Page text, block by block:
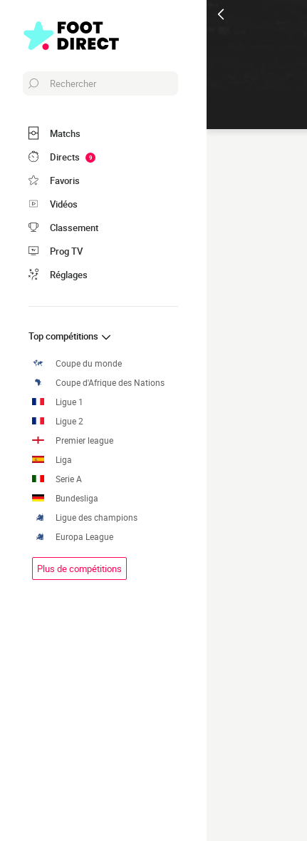
Rechercher
Matchs
Directs
9
Favoris
Vidéos
Classement
Prog TV
Réglages
Top compétitions
Coupe du monde
Coupe d'Afrique des Nations
Ligue 1
Ligue 2
Premier league
Liga
Serie A
Bundesliga
Ligue des champions
Europa League
Plus de compétitions